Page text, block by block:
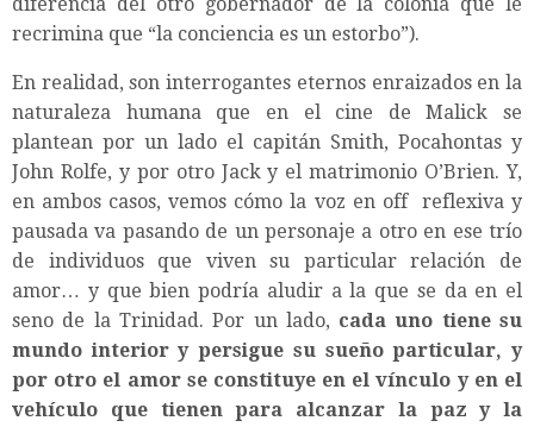
recrimina que “la conciencia es un estorbo”).
En realidad, son interrogantes eternos enraizados en la
naturaleza humana que en el cine de Malick se
plantean por un lado el capitán Smith, Pocahontas y
John Rolfe, y por otro Jack y el matrimonio O’Brien. Y,
en ambos casos, vemos cómo la voz en off reflexiva y
pausada va pasando de un personaje a otro en ese trío
de individuos que viven su particular relación de
amor… y que bien podría aludir a la que se da en el
seno de la Trinidad. Por un lado, cada uno tiene su
mundo interior y persigue su sueño particular, y
por otro el amor se constituye en el vínculo y en el
vehículo que tienen para alcanzar la paz y la